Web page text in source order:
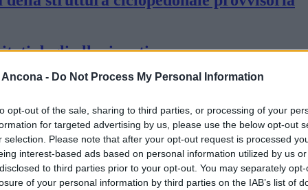
- Do Not Process My Personal Information
opt-out of the sale, sharing to third parties, or processing of your
for targeted advertising by us, please use the below opt-out
selection. Please note that after your opt-out request is processed
interest-based ads based on personal information utilized by us
to third parties prior to your opt-out. You may separately
of your personal information by third parties on the IAB’s list of
degli alluvionati
il Comune di Senigallia e la Guardia di
il cane Iside salvato dalle guardie zoofile